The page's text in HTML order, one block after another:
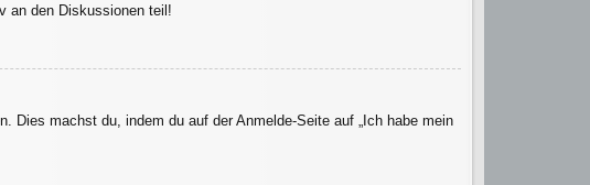
an den Diskussionen teil!
machst du, indem du auf der Anmelde-Seite auf „Ich habe mein